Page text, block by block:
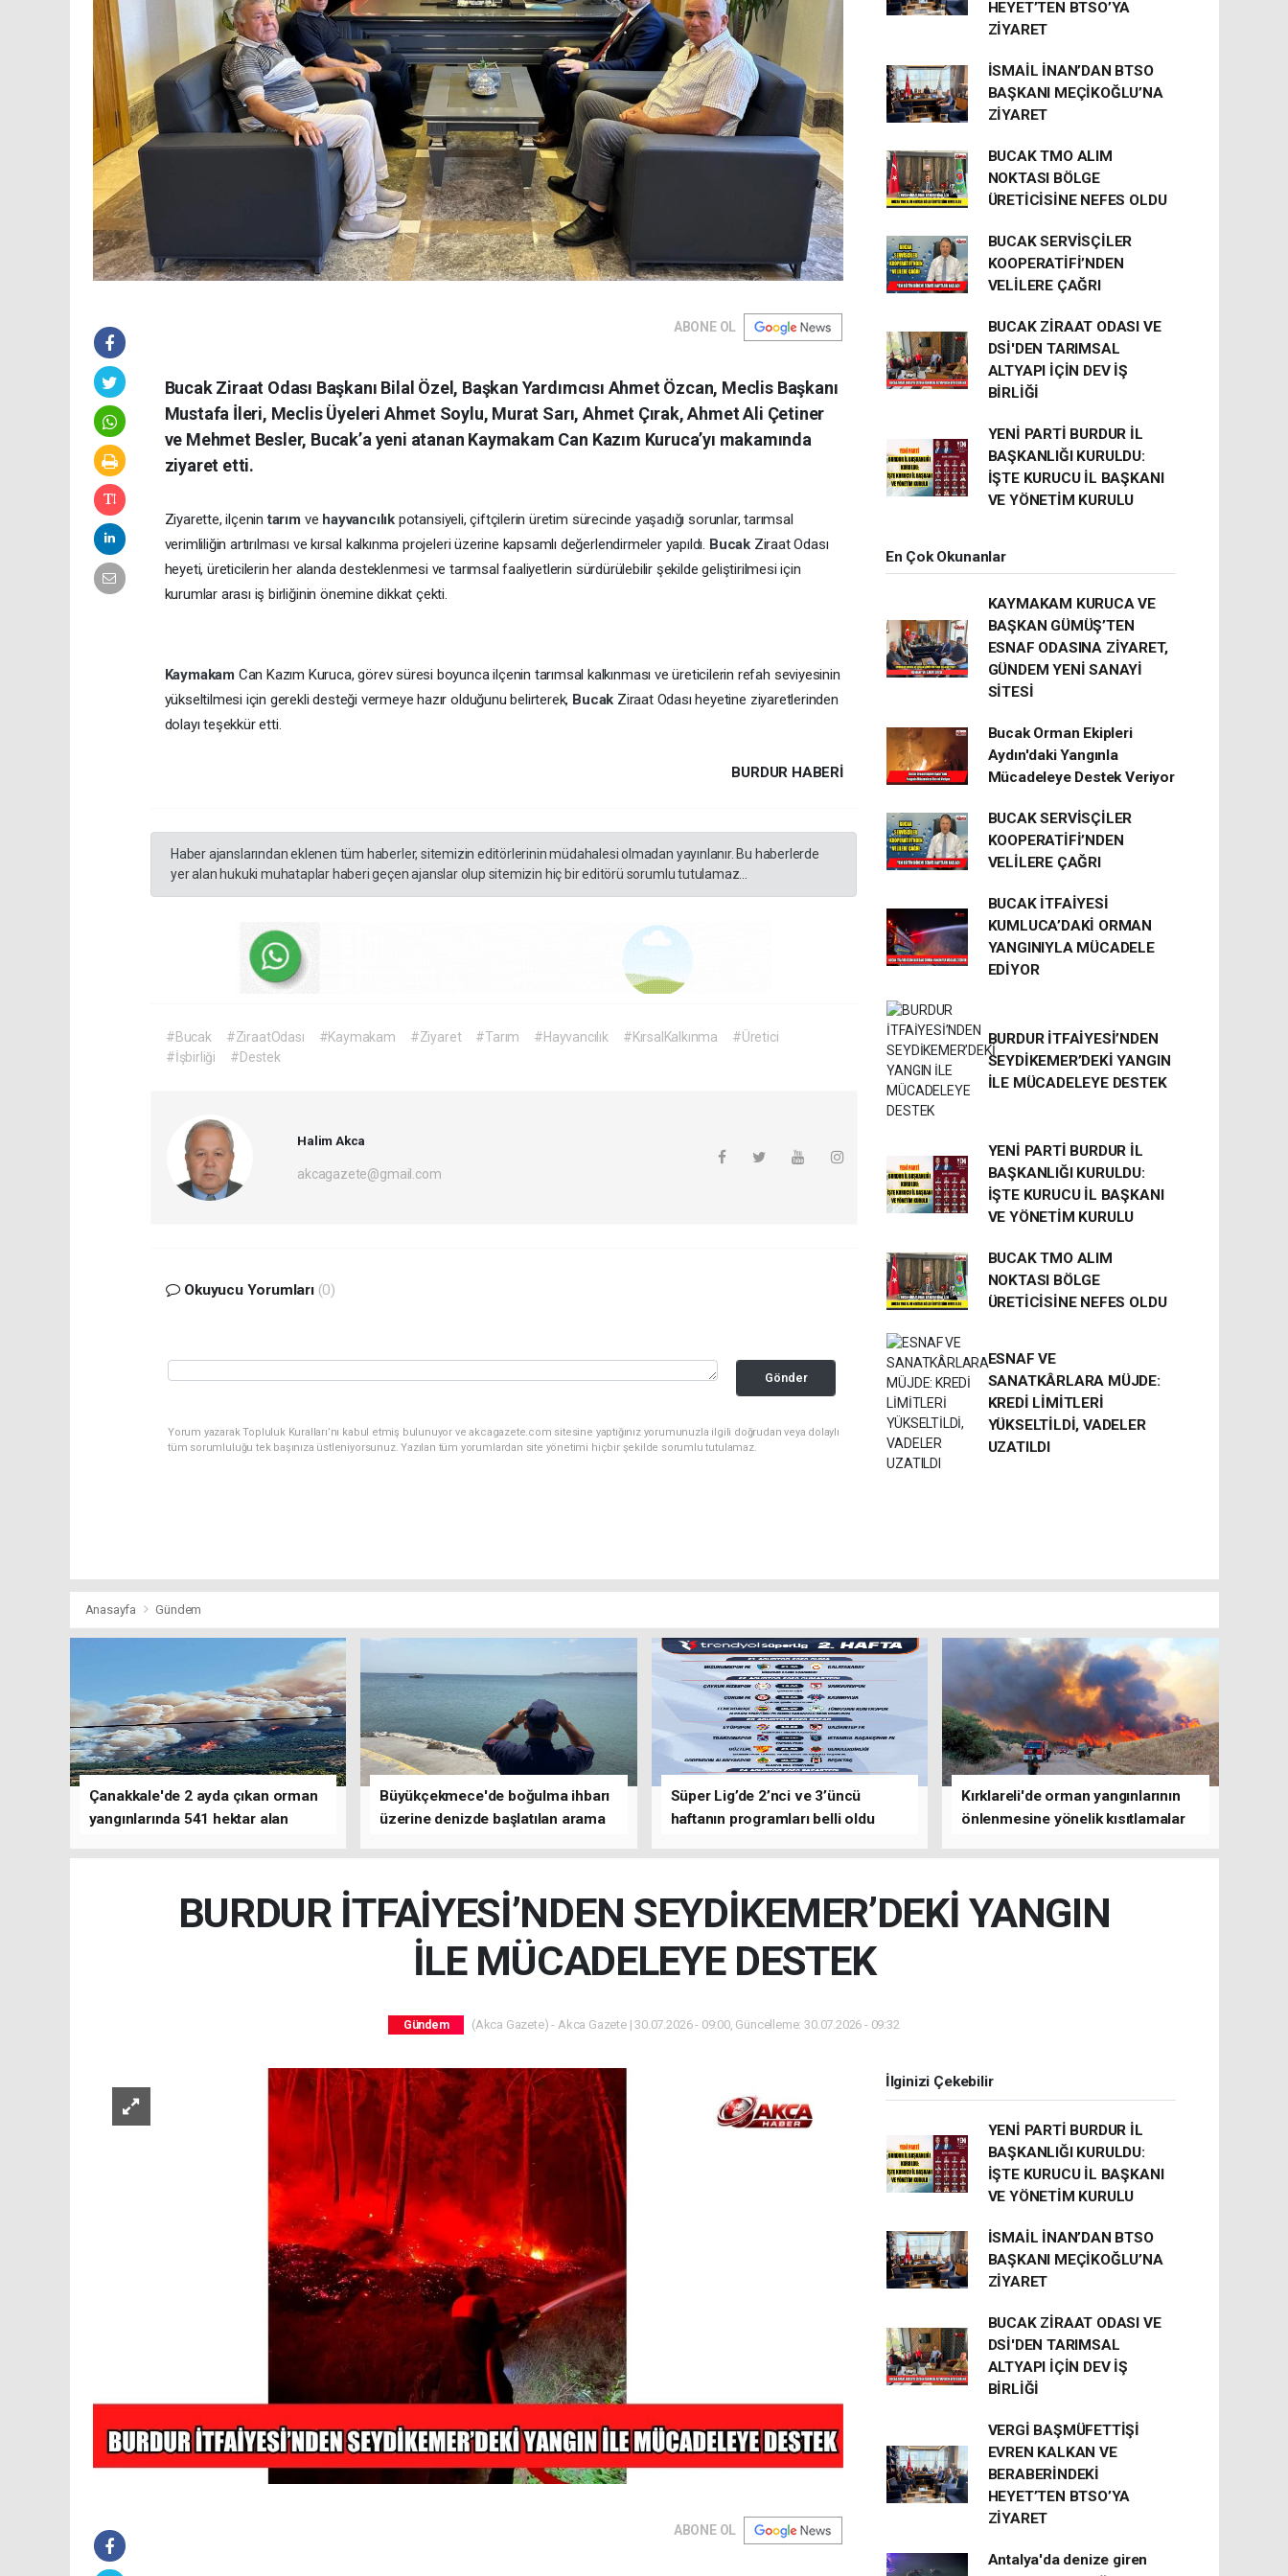
ABONE OL
Bucak Ziraat Odası Başkanı Bilal Özel, Başkan Yardımcısı Ahmet Özcan, Meclis Başkanı
Mustafa İleri, Meclis Üyeleri Ahmet Soylu, Murat Sarı, Ahmet Çırak, Ahmet Ali Çetiner
ve Mehmet Besler, Bucak’a yeni atanan Kaymakam Can Kazım Kuruca’yı makamında
ziyaret etti.
Ziyarette, ilçenintarım ve hayvancılık potansiyeli, çiftçilerin üretim sürecinde yaşadığı sorunlar, tarımsal
verimliliğin artırılması ve kırsal kalkınma projeleri üzerine kapsamlı değerlendirmeler yapıldı. Bucak Ziraat Odası
heyeti, üreticilerin her alanda desteklenmesi ve tarımsal faaliyetlerin sürdürülebilir şekilde geliştirilmesi için
kurumlar arası iş birliğinin önemine dikkat çekti.
Kaymakam Can Kazım Kuruca, görev süresi boyunca ilçenin tarımsal kalkınması ve üreticilerin refah seviyesinin
yükseltilmesi için gerekli desteği vermeye hazır olduğunu belirterek, Bucak Ziraat Odası heyetine ziyaretlerinden
dolayı teşekkür etti.
BURDUR HABERİ
Haber ajanslarından eklenen tüm haberler, sitemizin editörlerinin müdahalesi olmadan yayınlanır. Bu haberlerde
yer alan hukuki muhataplar haberi geçen ajanslar olup sitemizin hiç bir editörü sorumlu tutulamaz...
#Bucak #ZiraatOdası #Kaymakam #Ziyaret #Tarım #Hayvancılık #KırsalKalkınma
#Üretici
#İşbirliği
#Destek
Halim Akca
akcagazete@gmail.com
Okuyucu Yorumları (0)
Gönder
Yorum yazarak Topluluk Kuralları’nı kabul etmiş bulunuyor ve akcagazete.com sitesine yaptığınız yorumunuzla ilgili doğrudan veya dolaylı
tüm sorumluluğu tek başınıza üstleniyorsunuz. Yazılan tüm yorumlardan site yönetimi hiçbir şekilde sorumlu tutulamaz.
HEYET’TEN BTSO’YA
ZİYARET
İSMAİL İNAN’DAN BTSO
BAŞKANI MEÇİKOĞLU’NA
ZİYARET
BUCAK TMO ALIM
NOKTASI BÖLGE
ÜRETİCİSİNE NEFES OLDU
BUCAK SERVİSÇİLER
KOOPERATİFİ’NDEN
VELİLERE ÇAĞRI
BUCAK ZİRAAT ODASI VE
DSİ'DEN TARIMSAL
ALTYAPI İÇİN DEV İŞ
BİRLİĞİ
YENİ PARTİ BURDUR İL
BAŞKANLIĞI KURULDU:
İŞTE KURUCU İL BAŞKANI
VE YÖNETİM KURULU
En Çok Okunanlar
KAYMAKAM KURUCA VE
BAŞKAN GÜMÜŞ’TEN
ESNAF ODASINA ZİYARET,
GÜNDEM YENİ SANAYİ
SİTESİ
Bucak Orman Ekipleri
Aydın'daki Yangınla
Mücadeleye Destek Veriyor
BUCAK SERVİSÇİLER
KOOPERATİFİ’NDEN
VELİLERE ÇAĞRI
BUCAK İTFAİYESİ
KUMLUCA’DAKİ ORMAN
YANGINIYLA MÜCADELE
EDİYOR
BURDUR İTFAİYESİ’NDEN
SEYDİKEMER’DEKİ YANGIN
İLE MÜCADELEYE DESTEK
YENİ PARTİ BURDUR İL
BAŞKANLIĞI KURULDU:
İŞTE KURUCU İL BAŞKANI
VE YÖNETİM KURULU
BUCAK TMO ALIM
NOKTASI BÖLGE
ÜRETİCİSİNE NEFES OLDU
ESNAF VE
SANATKÂRLARA MÜJDE:
KREDİ LİMİTLERİ
YÜKSELTİLDİ, VADELER
UZATILDI
Anasayfa Gündem
Çanakkale'de 2 ayda çıkan orman
yangınlarında 541 hektar alan
Büyükçekmece'de boğulma ihbarı
üzerine denizde başlatılan arama
Süper Lig’de 2’nci ve 3’üncü
haftanın programları belli oldu
Kırklareli'de orman yangınlarının
önlenmesine yönelik kısıtlamalar
BURDUR İTFAİYESİ’NDEN SEYDİKEMER’DEKİ YANGIN
İLE MÜCADELEYE DESTEK
Gündem (Akca Gazete) - Akca Gazete | 30.07.2026 - 09:00, Güncelleme: 30.07.2026 - 09:32
ABONE OL
İlginizi Çekebilir
YENİ PARTİ BURDUR İL
BAŞKANLIĞI KURULDU:
İŞTE KURUCU İL BAŞKANI
VE YÖNETİM KURULU
İSMAİL İNAN’DAN BTSO
BAŞKANI MEÇİKOĞLU’NA
ZİYARET
BUCAK ZİRAAT ODASI VE
DSİ'DEN TARIMSAL
ALTYAPI İÇİN DEV İŞ
BİRLİĞİ
VERGİ BAŞMÜFETTİŞİ
EVREN KALKAN VE
BERABERİNDEKİ
HEYET’TEN BTSO’YA
ZİYARET
Antalya'da denize giren